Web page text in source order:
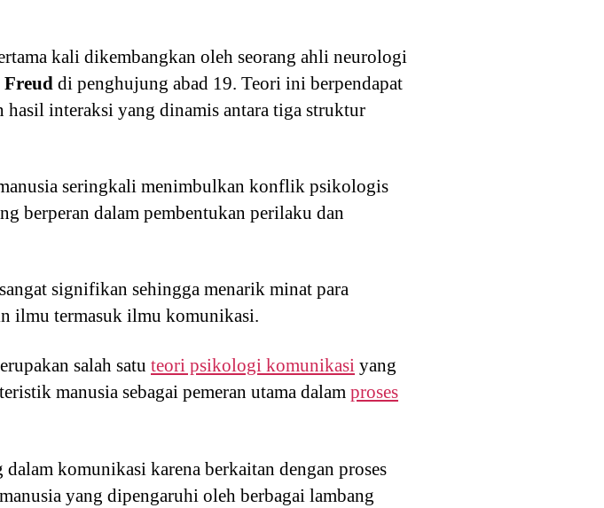
kali dikembangkan oleh seorang ahli neurologi
Freud di penghujung abad 19. Teori ini berpendapat
interaksi yang dinamis antara tiga struktur
seringkali menimbulkan konflik psikologis
berperan dalam pembentukan perilaku dan
signifikan sehingga menarik minat para
ilmu termasuk ilmu komunikasi.
salah satu teori psikologi komunikasi yang
manusia sebagai pemeran utama dalam proses
komunikasi karena berkaitan dengan proses
yang dipengaruhi oleh berbagai lambang